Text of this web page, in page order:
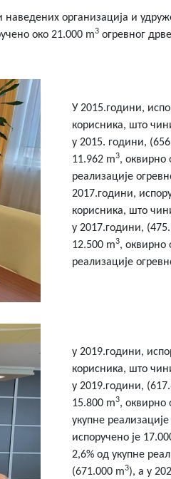
организација и
око 21.000 m3 огревног
У 2015.години,
корисника, што
у 2015. години,
11.962 m3, оквирно
реализације
2017.години,
корисника, што
у 2017.години,
12.500 m3, оквирно
реализације
у 2019.години,
корисника, што
у 2019.години,
15.800 m3, оквирно
укупне
испоручено је
2,6% од укупне
(671.000 m3), а у